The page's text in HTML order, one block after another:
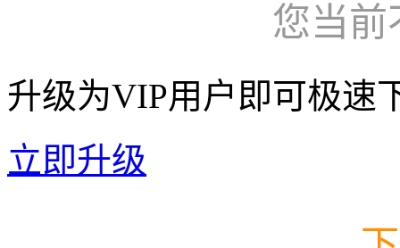
您当前
升级为VIP用户即可极速
立即升级